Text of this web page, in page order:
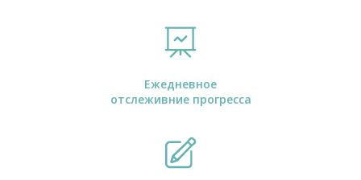
Ежедневное
отслеживние прогресса